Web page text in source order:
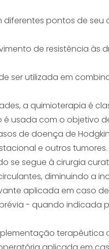
diferentes pontos de
de resistência às
ser utilizada em
a quimioterapia é
é usada com o objetivo
de doença de
e outros tumores.
se segue à cirurgia
diminuindo a
aplicada em caso
- quando indicada
terapêutica